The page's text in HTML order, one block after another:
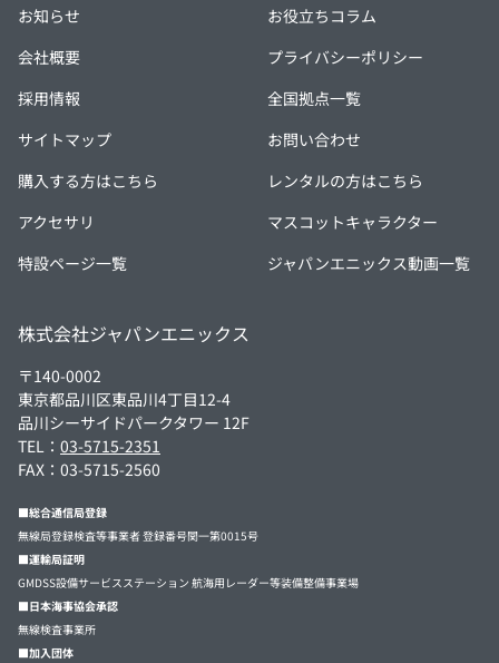
お知らせ
お役立ちコラム
会社概要
プライバシーポリシー
採用情報
全国拠点一覧
サイトマップ
お問い合わせ
購入する方はこちら
レンタルの方はこちら
アクセサリ
マスコットキャラクター
特設ページ一覧
ジャパンエニックス動画一覧
株式会社ジャパンエニックス
〒140-0002
東京都品川区東品川4丁目12-4
品川シーサイドパークタワー 12F
TEL： 03-5715-2351
FAX：03-5715-2560
■総合通信局登録
無線局登録検査等事業者 登録番号関一第0015号
■運輸局証明
GMDSS設備サービスステーション 航海用レーダー等装備整備事業場
■日本海事協会承認
無線検査事業所
■加入団体